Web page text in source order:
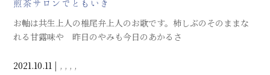
煎茶サロンでともいき
2021.10.11 | , , , ,
お軸は共生上人の椎尾弁上人のお歌です。柿しぶのそのままな
れる甘露味や 昨日のやみも今日のあかるさ